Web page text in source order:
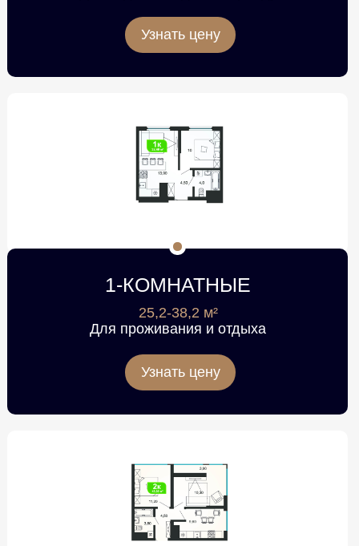
Узнать цену
1-КОМНАТНЫЕ
25,2-38,2 м²
Для проживания и отдыха
Узнать цену